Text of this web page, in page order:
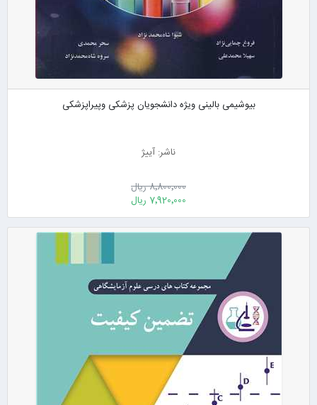
بیوشیمی بالینی ویژه دانشجویان پزشکی وپیراپزشکی
ناشر: آییژ
8٬800٬000 ریال
7٬920٬000 ریال